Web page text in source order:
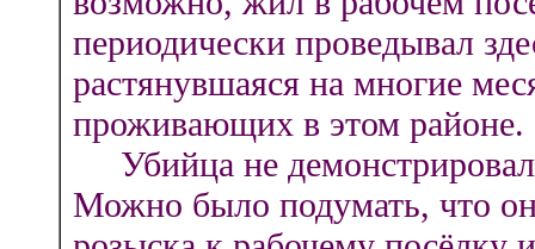
периодически проведывал
растянувшаяся на многие
проживающих в этом районе.
Убийца не демонстрировал
Можно было подумать, что он